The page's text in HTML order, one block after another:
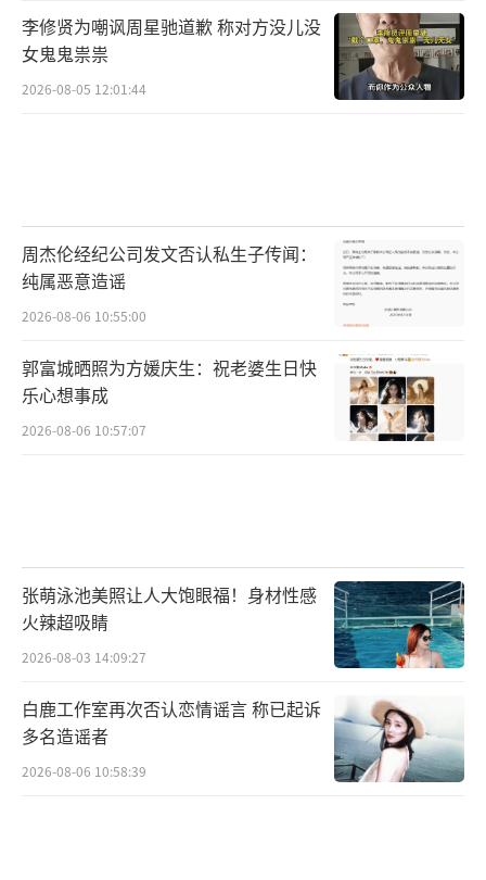
李修贤为嘲讽周星驰道歉 称对方没儿没
女鬼鬼祟祟
2026-08-05 12:01:44
周杰伦经纪公司发文否认私生子传闻：
纯属恶意造谣
2026-08-06 10:55:00
郭富城晒照为方媛庆生：祝老婆生日快
乐心想事成
2026-08-06 10:57:07
张萌泳池美照让人大饱眼福！身材性感
火辣超吸睛
2026-08-03 14:09:27
白鹿工作室再次否认恋情谣言 称已起诉
多名造谣者
2026-08-06 10:58:39